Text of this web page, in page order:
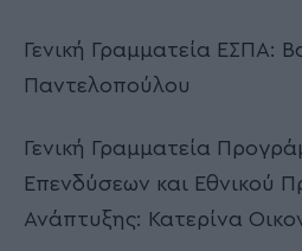
Γενική Γραμματεία ΕΣΠΑ:
Παντελοπούλου
Γενική Γραμματεία
Επενδύσεων και Εθνικού
Ανάπτυξης: Κατερίνα